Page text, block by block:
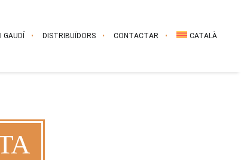
GAUDÍ DISTRIBUÏDORS CONTACTAR CATALÀ